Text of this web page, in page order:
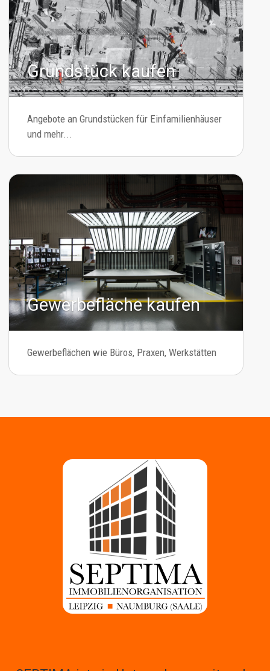
Grundstück kaufen
Angebote an Grundstücken für Einfamilienhäuser
und mehr...
Gewerbefläche kaufen
Gewerbeflächen wie Büros, Praxen, Werkstätten